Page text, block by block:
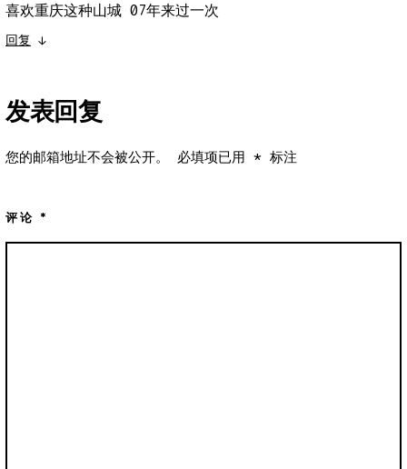
喜欢重庆这种山城 07年来过一次
回复 ↓
发表回复
您的邮箱地址不会被公开。 必填项已用* 标注
评论*